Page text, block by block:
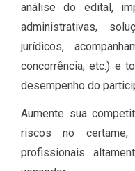
análise do edital,
administrativas,
jurídicos,
concorrência, etc.) e
desempenho do
Aumente sua
riscos no
profissionais